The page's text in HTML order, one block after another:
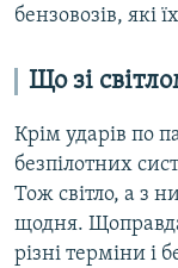
бензовозів, які
Що зі
Крім ударів по
безпілотних
Тож світло, а з
щодня.
різні терміни і